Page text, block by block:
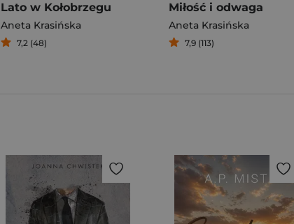
Lato w Kołobrzegu
Aneta Krasińska
7,2 (48)
Miłość i odwaga
Aneta Krasińska
7,9 (113)